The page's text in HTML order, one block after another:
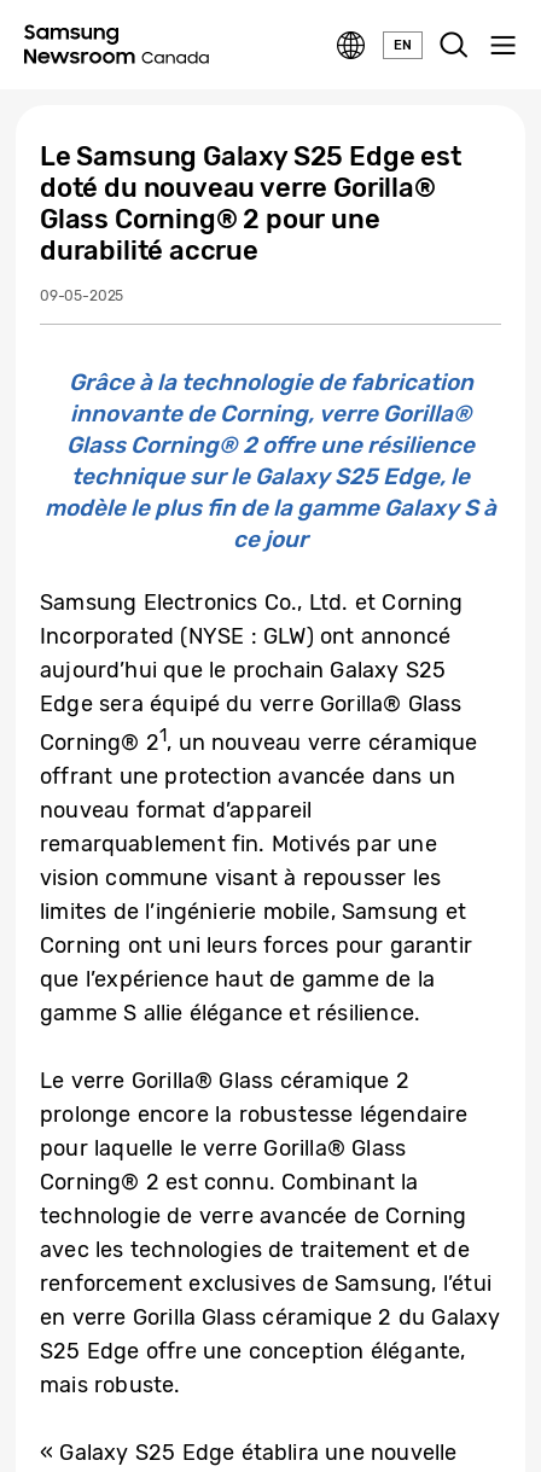
EN
Le Samsung Galaxy S25 Edge est
doté du nouveau verre Gorilla®
Glass Corning® 2 pour une
durabilité accrue
09-05-2025
Grâce à la technologie de fabrication
innovante de Corning, verre Gorilla®
Glass Corning® 2 offre une résilience
technique sur le Galaxy S25 Edge, le
modèle le plus fin de la gamme Galaxy S à
ce jour
Samsung Electronics Co., Ltd. et Corning
Incorporated (NYSE : GLW) ont annoncé
aujourd’hui que le prochain Galaxy S25
Edge sera équipé du verre Gorilla® Glass
Corning® 21, un nouveau verre céramique
offrant une protection avancée dans un
nouveau format d’appareil
remarquablement fin. Motivés par une
vision commune visant à repousser les
limites de l’ingénierie mobile, Samsung et
Corning ont uni leurs forces pour garantir
que l’expérience haut de gamme de la
gamme S allie élégance et résilience.
Le verre Gorilla® Glass céramique 2
prolonge encore la robustesse légendaire
pour laquelle le verre Gorilla® Glass
Corning® 2 est connu. Combinant la
technologie de verre avancée de Corning
avec les technologies de traitement et de
renforcement exclusives de Samsung, l’étui
en verre Gorilla Glass céramique 2 du Galaxy
S25 Edge offre une conception élégante,
mais robuste.
« Galaxy S25 Edge établira une nouvelle